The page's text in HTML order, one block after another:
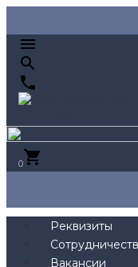
0
Реквизиты
Вакансии